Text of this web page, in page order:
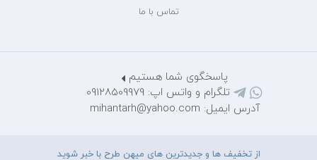
تماس با ما
پاسخگوی شما هستیم
تلگرام و واتس اپ: 09128509979
آدرس ایمیل: mihantarh@yahoo.com
از تخفیف ها و جدیدترین های میهن طرح با خبر شوید